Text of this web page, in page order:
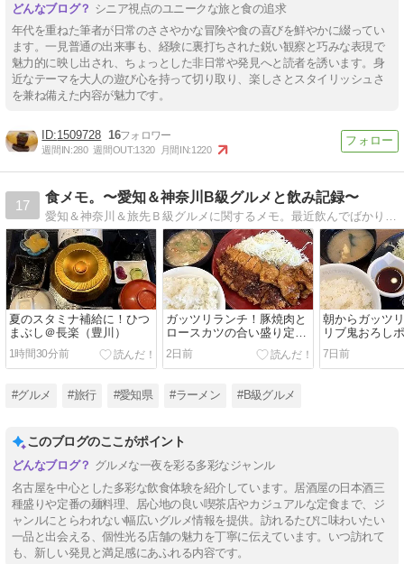
シニア視点のユニークな旅と食の追求
年代を重ねた筆者が日常のささやかな冒険や食の喜びを鮮やかに綴ってい
ます。一見普通の出来事も、経験に裏打ちされた鋭い観察と巧みな表現で
魅力的に映し出され、ちょっとした非日常や発見へと読者を誘います。身
近なテーマを大人の遊び心を持って切り取り、楽しさとスタイリッシュさ
を兼ね備えた内容が魅力です。
1509728 16
週間IN:280 週間OUT:1320 月間IN:1220
17
食メモ。〜愛知＆神奈川B級グルメと飲み記録〜
愛知＆神奈川＆旅先Ｂ級グルメに関するメモ。最近飲んでばかり・・・
夏のスタミナ補給に！ひつ
まぶし＠長楽（豊川）
1時間30分前
ガッツリランチ！豚焼肉と
ロースカツの合い盛り定食
＠かつや（豊川）
2日前
朝からガッツ
リブ鬼おろし
かつ定食＠松
7日前
#グルメ #旅行 #愛知県 #ラーメン #B級グルメ
このブログのここがポイント
グルメな一夜を彩る多彩なジャンル
名古屋を中心とした多彩な飲食体験を紹介しています。居酒屋の日本酒三
種盛りや定番の麺料理、居心地の良い喫茶店やカジュアルな定食まで、ジ
ャンルにとらわれない幅広いグルメ情報を提供。訪れるたびに味わいたい
一品と出会える、個性光る店舗の魅力を丁寧に伝えています。いつ訪れて
も、新しい発見と満足感にあふれる内容です。